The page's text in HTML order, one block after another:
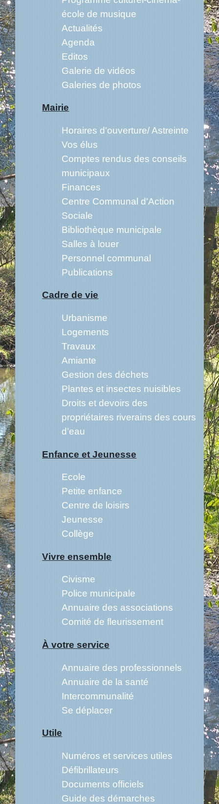
école de musique
Actualités
Agenda
Editos
Galerie de vidéos
Galeries de photos
Mairie
Horaires d'ouverture/ Astreinte
Vos élus
Comptes rendus des conseils
municipaux
Finances
Centre Communal d'Action
Sociale
Bibliothèque municipale
Salles à louer
Personnel communal
Publications
Cadre de vie
Urbanisme
Logements
Travaux
Amiante
Gestion des déchets
Plantes et insectes nuisibles
Droits et devoirs des
propriétaires riverains des cours
d’eau
Enfance et Jeunesse
Ecole
Petite enfance
Centre de loisirs
Jeunesse
Collège
Vivre ensemble
Civisme
Police municipale
Annuaire des associations
Comité de fleurissement
À votre service
Annuaire des professionnels
Annuaire de la santé
Intercommunalité
Se déplacer
Utile
Numéros et services utiles
Défibrillateurs
Documents officiels
Guide des démarches